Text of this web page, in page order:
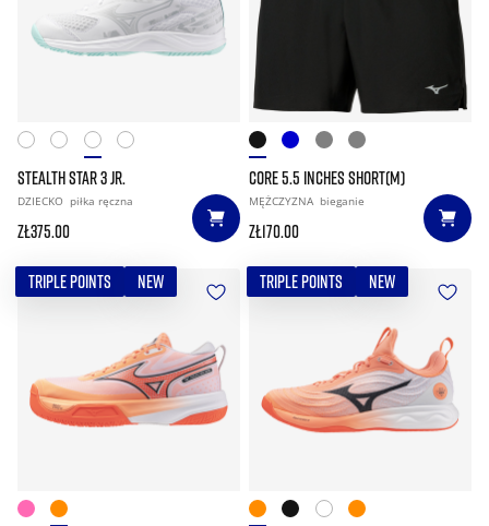
STEALTH STAR 3 JR.
DZIECKO piłka ręczna
zł375.00
CORE 5.5 INCHES SHORT(M)
MĘŻCZYZNA bieganie
zł170.00
TRIPLE POINTS NEW TRIPLE POINTS NEW